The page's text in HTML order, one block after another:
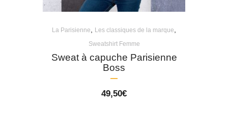
La Parisienne Les classiques de la marque
Sweatshirt Femme
Sweat à capuche Parisienne
Boss
49,50€